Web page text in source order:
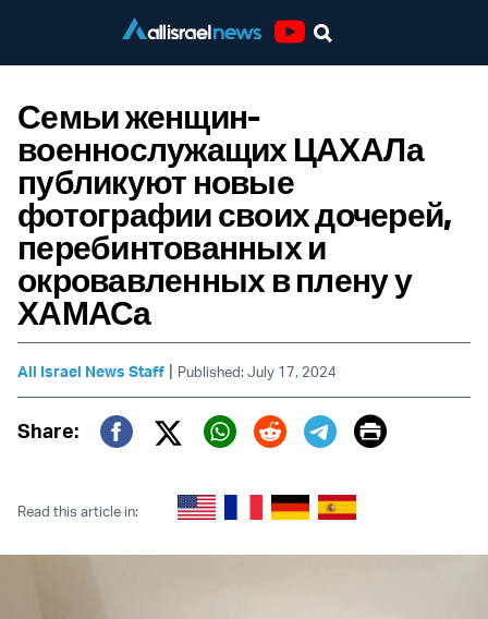
Семьи женщин-
военнослужащих ЦАХАЛа
публикуют новые
фотографии своих дочерей,
перебинтованных и
окровавленных в плену у
ХАМАСа
All Israel News Staff | Published: July 17, 2024
Share:
Twitter (X)
Print
Read this article in: